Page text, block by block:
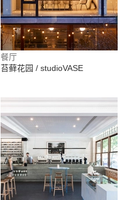
餐厅
苔藓花园 / studioVASE